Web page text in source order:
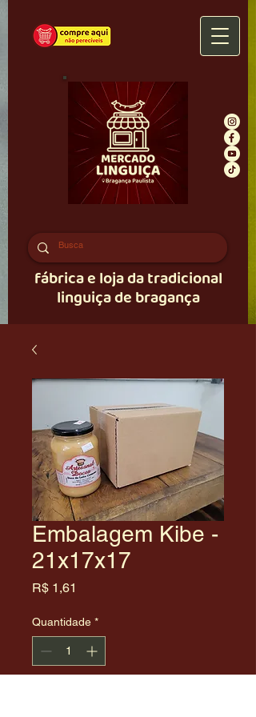
fábrica e loja da tradicional
linguiça de bragança
Embalagem Kibe -
21x17x17
R$ 1,61
Quantidade *